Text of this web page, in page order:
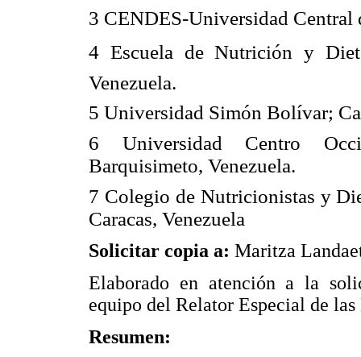
3 CENDES-Universidad Central
4 Escuela de Nutrición y
Venezuela.
5 Universidad Simón Bolívar;
6 Universidad Centro
Barquisimeto, Venezuela.
7 Colegio de Nutricionistas y
Caracas, Venezuela
Solicitar copia a: Maritza
Elaborado en atención a la
equipo del Relator Especial de
Resumen: